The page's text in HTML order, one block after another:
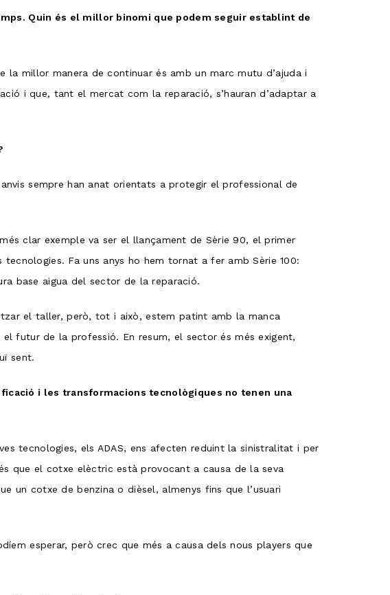
Quin és el millor binomi que podem seguir establint de
millor manera de continuar és amb un marc mutu d’ajuda i
i que, tant el mercat com la reparació, s’hauran d’adaptar a
sempre han anat orientats a protegir el professional de
clar exemple va ser el llançament de Sèrie 90, el primer
Fa uns anys ho hem tornat a fer amb Sèrie 100:
base aigua del sector de la reparació.
el taller, però, tot i això, estem patint amb la manca
futur de la professió. En resum, el sector és més exigent,
sent.
i les transformacions tecnològiques no tenen una
tecnologies, els ADAS, ens afecten reduint la sinistralitat i per
que el cotxe elèctric està provocant a causa de la seva
un cotxe de benzina o dièsel, almenys fins que l’usuari
esperar, però crec que més a causa dels nous players que